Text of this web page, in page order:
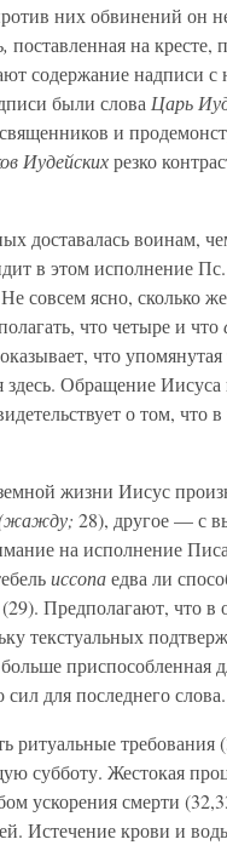
них обвинений он
поставленная на
содержание надписи
были слова Царь
и
Иудейскихрезко
доставалась воинам,
в этом исполнение
совсем ясно, сколько
что четыре и что
что
Обращение
о том, что
жизни Иисус
28), другое — с
на исполнение
иссопаедва ли
Предполагают, что в
текстуальных
приспособленная
для последнего слова.
ритуальные требования
субботу. Жестокая
ускорения смерти
Истечение крови и